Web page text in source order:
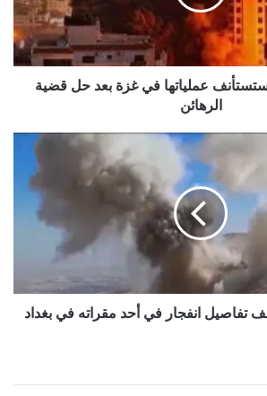
عملياتها في غزة بعد حل قضية
الرهائن
تفاصيل انفجار في أحد مقراته في بغداد